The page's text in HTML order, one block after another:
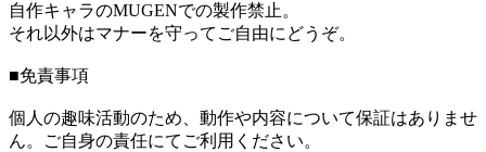
自作キャラのMUGENでの製作禁止。
それ以外はマナーを守ってご自由にどうぞ。
■免責事項
個人の趣味活動のため、動作や内容について保証はありませ
ん。ご自身の責任にてご利用ください。